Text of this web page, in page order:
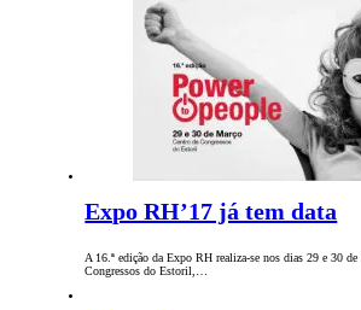
Expo RH’17 já tem data
A 16.ª edição da Expo RH realiza-se nos dias 29 e 30
Congressos do Estoril,…